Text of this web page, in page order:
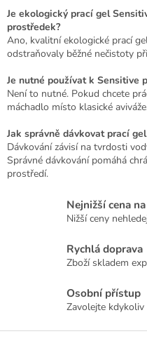
Je ekologický prací gel
prostředek?
Ano, kvalitní ekologické prací
odstraňovaly běžné nečistoty
Je nutné používat k Sensitive
Není to nutné. Pokud chcete
máchadlo místo klasické
Jak správně dávkovat prací
Dávkování závisí na tvrdosti
Správné dávkování pomáhá
prostředí.
Nejnižší cena
Nižší ceny
Rychlá doprava
Zboží skladem
Osobní přístup
Zavolejte kdykoliv
Z